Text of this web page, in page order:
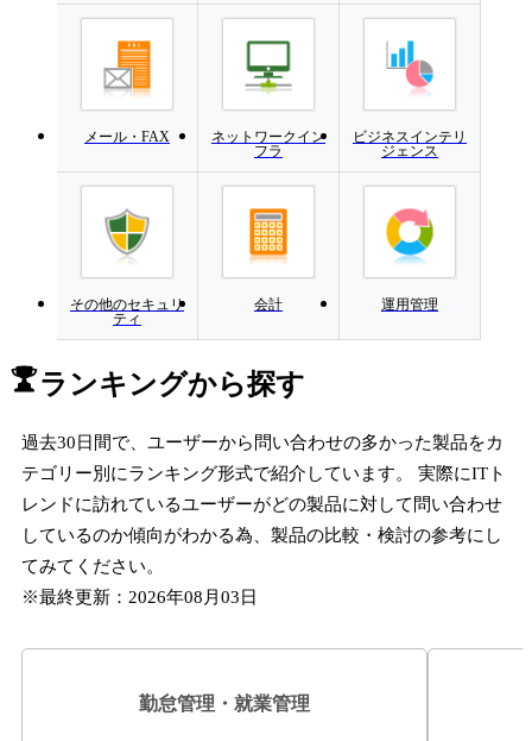
メール・FAX
ネットワークイン
フラ
ビジネスインテリ
ジェンス
その他のセキュリ
ティ
会計 運用管理
ランキングから探す
過去30日間で、ユーザーから問い合わせの多かった製品をカ
テゴリー別にランキング形式で紹介しています。 実際にITト
レンドに訪れているユーザーがどの製品に対して問い合わせ
しているのか傾向がわかる為、製品の比較・検討の参考にし
てみてください。
※最終更新： 2026年08月03日
勤怠管理・就業管理